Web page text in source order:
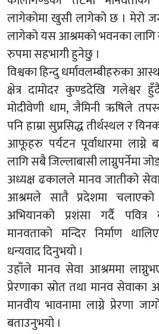
लागेकोमा खुसी लागेको छ । मेरो
लागेको यस आश्रमको भवनका लागि
रुपमा सहभागी हुनेछु ।
विश्वका हिन्दु धर्मावलम्बीहरुका
क्षेत्र दामोदर कुण्डदेखि गलेश्वर
मोदीवेणी धाम, जैमिनी ऋषिले
पनि हाम्रा सुप्रसिद्ध तीर्थस्थल र
आफूहरु पर्यटन पूर्वाधारमा
लागि सबै जिल्लाबासी लाग्नुपर्नेमा
अध्यक्ष ढकालले मानव जातीको
आश्रमले सातै प्रदेशमा
अभियानको प्रशंसा गर्दै
मानवताको मन्दिर निर्माण
धन्यवाद दिनुभयो ।
उहाँले मानव सेवा आश्रममा
प्रेरणाका स्रोत तथा मानव सेवाका
मानवीय भावनामा लाग्ने प्रेरणा
बताउनुभयो ।